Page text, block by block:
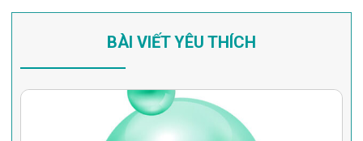
BÀI VIẾT YÊU THÍCH